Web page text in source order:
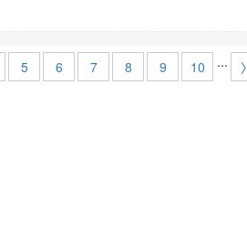
5 6 7 8 9 10 ... 〉